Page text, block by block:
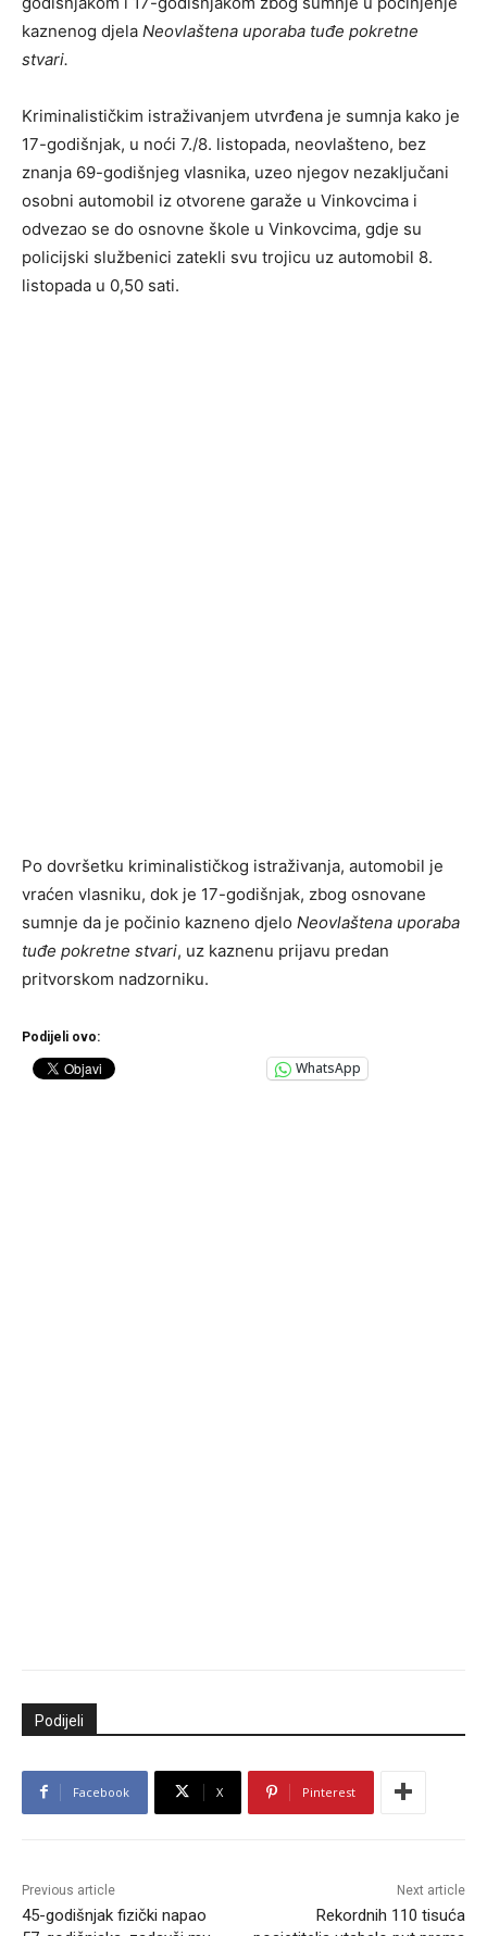
kaznenog djela Neovlaštena uporaba tuđe pokretne
stvari.
Kriminalističkim istraživanjem utvrđena je sumnja kako je
17-godišnjak, u noći 7./8. listopada, neovlašteno, bez
znanja 69-godišnjeg vlasnika, uzeo njegov nezaključani
osobni automobil iz otvorene garaže u Vinkovcima i
odvezao se do osnovne škole u Vinkovcima, gdje su
policijski službenici zatekli svu trojicu uz automobil 8.
listopada u 0,50 sati.
Po dovršetku kriminalističkog istraživanja, automobil je
vraćen vlasniku, dok je 17-godišnjak, zbog osnovane
sumnje da je počinio kazneno djelo Neovlaštena uporaba
tuđe pokretne stvari, uz kaznenu prijavu predan
pritvorskom nadzorniku.
Podijeli ovo:
WhatsApp
Podijeli
Facebook X Pinterest
Previous article
45-godišnjak fizički napao
Next article
Rekordnih 110 tisuća